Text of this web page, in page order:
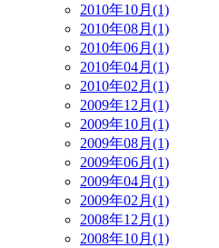
2010年10月(1)
2010年08月(1)
2010年06月(1)
2010年04月(1)
2010年02月(1)
2009年12月(1)
2009年10月(1)
2009年08月(1)
2009年06月(1)
2009年04月(1)
2009年02月(1)
2008年12月(1)
2008年10月(1)